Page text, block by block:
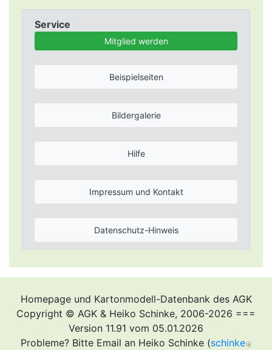
Service
Mitglied werden
Beispielseiten
Bildergalerie
Hilfe
Impressum und Kontakt
Datenschutz-Hinweis
Homepage und Kartonmodell-Datenbank des AGK
Copyright © AGK & Heiko Schinke, 2006-2026 ===
Version 11.91 vom 05.01.2026
Probleme? Bitte Email an Heiko Schinke (schinke